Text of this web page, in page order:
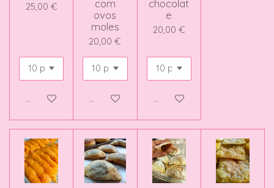
25,00 €
Adicionar ao carrinho
com
ovos
moles
20,00 €
Adicionar ao carrinho
chocolat
e
20,00 €
Adicionar ao carrinho